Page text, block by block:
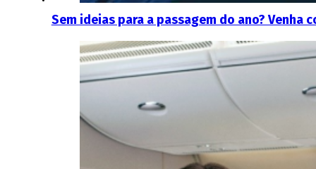
Sem ideias para a passagem do ano? Venha